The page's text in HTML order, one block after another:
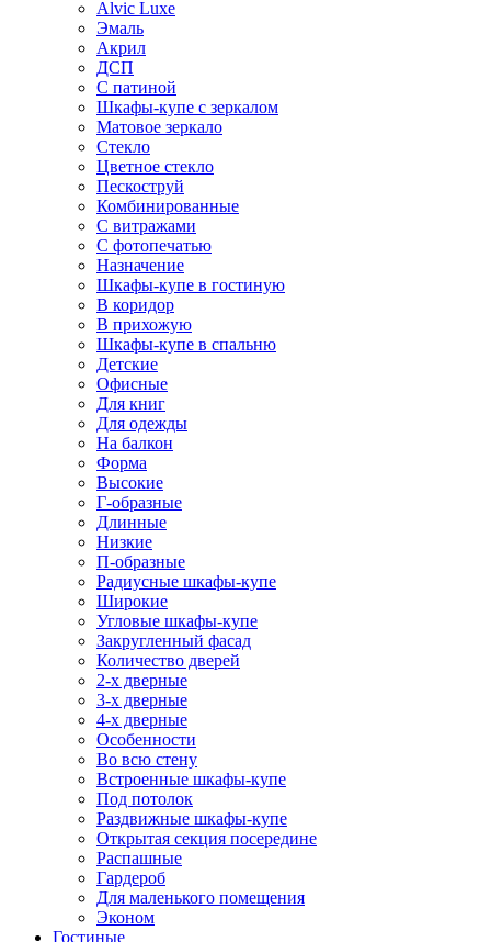
Alvic Luxe
Эмаль
Акрил
ДСП
С патиной
Шкафы-купе с зеркалом
Матовое зеркало
Стекло
Цветное стекло
Пескоструй
Комбинированные
С витражами
С фотопечатью
Назначение
Шкафы-купе в гостиную
В коридор
В прихожую
Шкафы-купе в спальню
Детские
Офисные
Для книг
Для одежды
На балкон
Форма
Высокие
Г-образные
Длинные
Низкие
П-образные
Радиусные шкафы-купе
Широкие
Угловые шкафы-купе
Закругленный фасад
Количество дверей
2-х дверные
3-х дверные
4-х дверные
Особенности
Во всю стену
Встроенные шкафы-купе
Под потолок
Раздвижные шкафы-купе
Открытая секция посередине
Распашные
Гардероб
Для маленького помещения
Эконом
Гостиные